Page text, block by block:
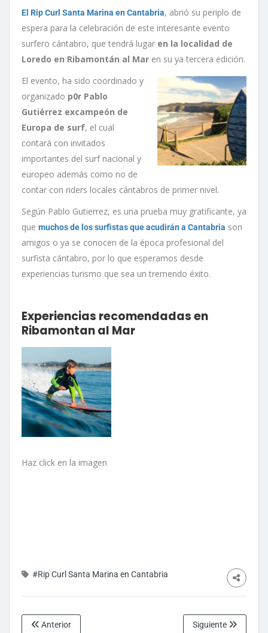
El Rip Curl Santa Marina en Cantabria, abrió su periplo de
espera para la celebración de este interesante evento
surfero cántabro, que tendrá lugar en la localidad de
Loredo en Ribamontán al Mar en su ya tercera edición.
El evento, ha sido coordinado y
organizado p0r Pablo
Gutiérrez excampeón de
Europa de surf, el cual
contará con invitados
importantes del surf nacional y
europeo además como no de
contar con riders locales cántabros de primer nivel.
Según Pablo Gutierrez, es una prueba muy gratificante, ya
que muchos de los surfistas que acudirán a Cantabria son
amigos o ya se conocen de la época profesional del
surfista cántabro, por lo que esperamos desde
experiencias turismo que sea un tremendo éxito.
Experiencias recomendadas en
Ribamontan al Mar
Haz click en la imagen
#Rip Curl Santa Marina en Cantabria
Anterior Siguiente